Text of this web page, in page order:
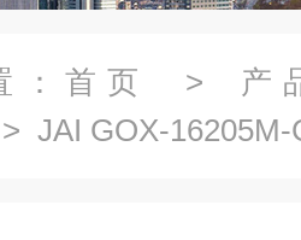
： 首页 > 产
> JAI GOX-